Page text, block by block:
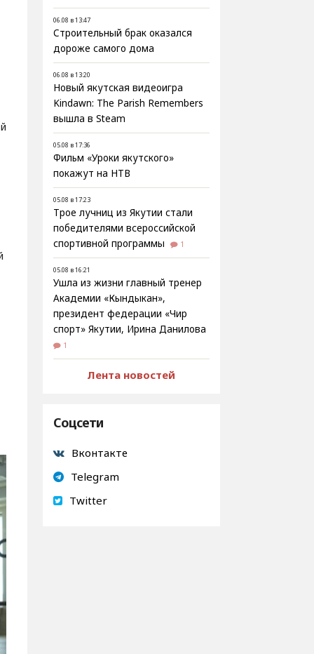
06.08 в 13:47
Строительный брак оказался
дороже самого дома
06.08 в 13:20
Новый якутская видеоигра
Kindawn: The Parish Remembers
вышла в Steam
05.08 в 17:36
Фильм «Уроки якутского»
покажут на НТВ
05.08 в 17:23
Трое лучниц из Якутии стали
победителями всероссийской
спортивной программы
1
05.08 в 16:21
Ушла из жизни главный тренер
Академии «Кындыкан»,
президент федерации «Чир
спорт» Якутии, Ирина Данилова
1
Лента новостей
Соцсети
Вконтакте
Telegram
Twitter